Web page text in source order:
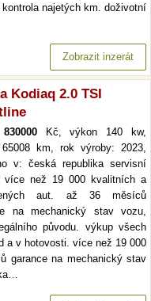
najetých km. doživotní
Zobrazit inzerát
Kodiaq 2.0 TSI
830000Kč, výkon 140 kw,
km, rok výroby: 2023,
v: česká republika servisní
více než 19 000 kvalitních a
aut. až 36 měsíců
na mechanický stav vozu,
původu. výkup všech
a v hotovosti. více než 19 000
garance na mechanický stav